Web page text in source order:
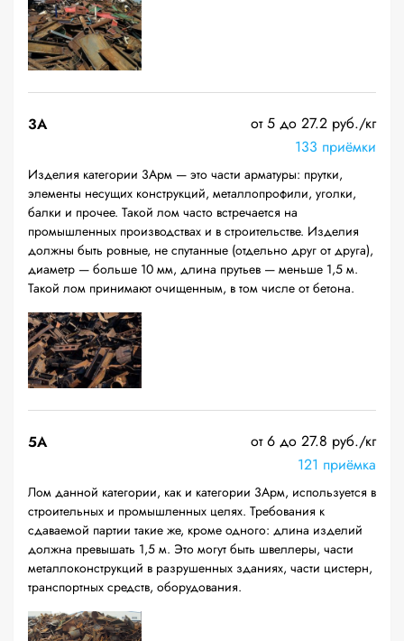
3А
от 5 до 27.2 руб./кг
133 приёмки
Изделия категории 3Арм — это части арматуры: прутки,
элементы несущих конструкций, металлопрофили, уголки,
балки и прочее. Такой лом часто встречается на
промышленных производствах и в строительстве. Изделия
должны быть ровные, не спутанные (отдельно друг от друга),
диаметр — больше 10 мм, длина прутьев — меньше 1,5 м.
Такой лом принимают очищенным, в том числе от бетона.
5А
от 6 до 27.8 руб./кг
121 приёмка
Лом данной категории, как и категории 3Арм, используется в
строительных и промышленных целях. Требования к
сдаваемой партии такие же, кроме одного: длина изделий
должна превышать 1,5 м. Это могут быть швеллеры, части
металлоконструкций в разрушенных зданиях, части цистерн,
транспортных средств, оборудования.